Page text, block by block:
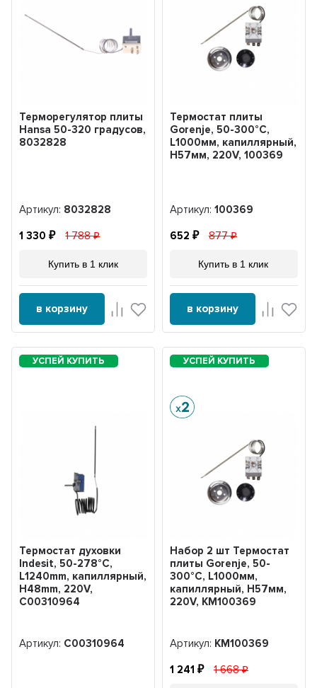
Терморегулятор плиты
Hansa 50-320 градусов,
8032828
Артикул: 8032828
1 330 1 788
Купить в 1 клик
в корзину
Термостат плиты
Gorenje, 50-300°C,
L1000мм, капиллярный,
H57мм, 220V, 100369
Артикул: 100369
652 877
Купить в 1 клик
в корзину
Термостат духовки
Indesit, 50-278°C,
L1240mm, капиллярный,
H48mm, 220V,
C00310964
Артикул: C00310964
Набор 2 шт Термостат
плиты Gorenje, 50-
300°C, L1000мм,
капиллярный, H57мм,
220V, KM100369
Артикул: KM100369
1 241 1 668